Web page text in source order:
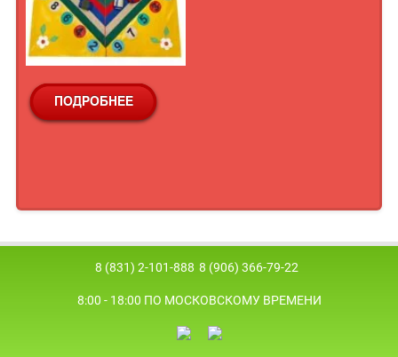
8 (831) 2-101-888 8 (906) 366-79-22
8:00 - 18:00 ПО МОСКОВСКОМУ ВРЕМЕНИ